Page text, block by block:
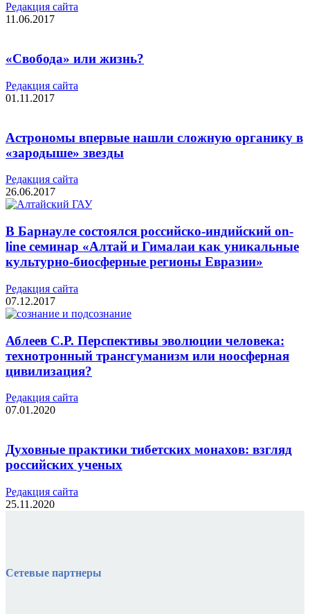
Редакция cайта
11.06.2017
«Свобода» или жизнь?
Редакция cайта
01.11.2017
Астрономы впервые нашли сложную органику в
«зародыше» звезды
Редакция cайта
26.06.2017
В Барнауле состоялся российско-индийский on-
line семинар «Алтай и Гималаи как уникальные
культурно-биосферные регионы Евразии»
Редакция cайта
07.12.2017
Аблеев С.Р. Перспективы эволюции человека:
технотронный трансгуманизм или ноосферная
цивилизация?
Редакция cайта
07.01.2020
Духовные практики тибетских монахов: взгляд
российских ученых
Редакция cайта
25.11.2020
Сетевые партнеры